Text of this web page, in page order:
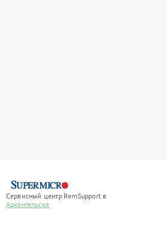
Сервисный центр RemSupport в
Архангельске